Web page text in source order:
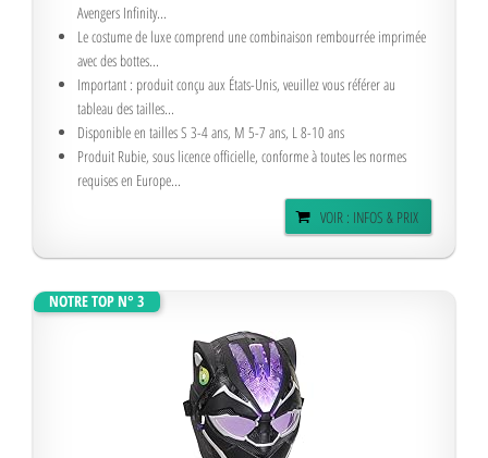
Avengers Infinity...
Le costume de luxe comprend une combinaison rembourrée imprimée
avec des bottes...
Important : produit conçu aux États-Unis, veuillez vous référer au
tableau des tailles...
Disponible en tailles S 3-4 ans, M 5-7 ans, L 8-10 ans
Produit Rubie, sous licence officielle, conforme à toutes les normes
requises en Europe...
VOIR : INFOS & PRIX
NOTRE TOP N° 3